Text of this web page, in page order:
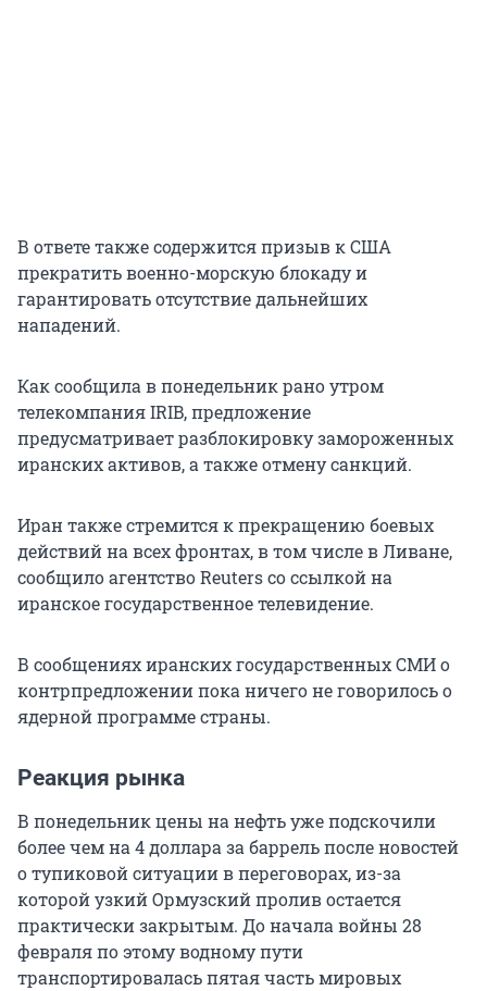
В ответе также содержится призыв к США
прекратить военно-морскую блокаду и
гарантировать отсутствие дальнейших
нападений.
Как сообщила в понедельник рано утром
телекомпания IRIB, предложение
предусматривает разблокировку замороженных
иранских активов, а также отмену санкций.
Иран также стремится к прекращению боевых
действий на всех фронтах, в том числе в Ливане,
сообщило агентство Reuters со ссылкой на
иранское государственное телевидение.
В сообщениях иранских государственных СМИ о
контрпредложении пока ничего не говорилось о
ядерной программе страны.
Реакция рынка
В понедельник цены на нефть уже подскочили
более чем на 4 доллара за баррель после новостей
о тупиковой ситуации в переговорах, из-за
которой узкий Ормузский пролив остается
практически закрытым. До начала войны 28
февраля по этому водному пути
транспортировалась пятая часть мировых